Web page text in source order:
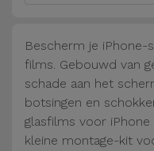
Auto en
Fiets
Computer
Aaccessoires
Bescherm je iPhone-
films. Gebouwd van
schade aan het
botsingen en
glasfilms voor
kleine montage-kit